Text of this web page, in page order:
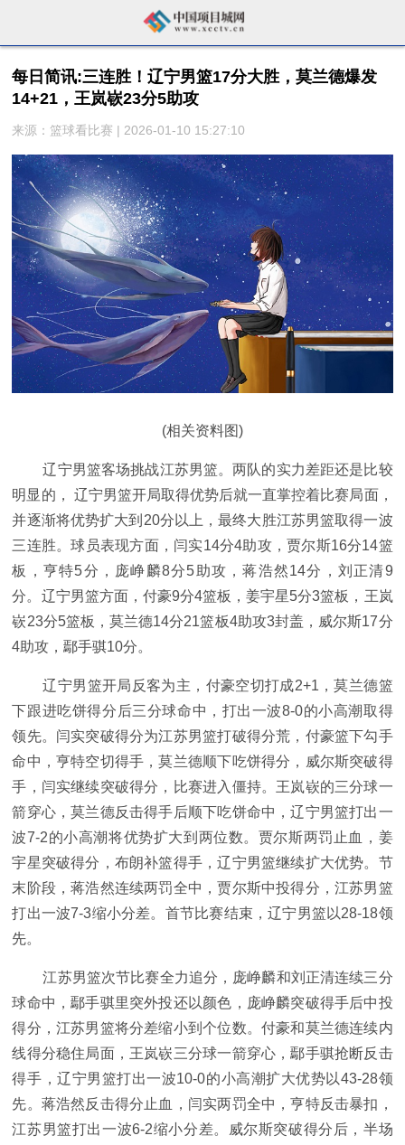
每日简讯:三连胜！辽宁男篮17分大胜，莫兰德爆发
14+21，王岚嵚23分5助攻
来源：篮球看比赛 | 2026-01-10 15:27:10
(相关资料图)
辽宁男篮客场挑战江苏男篮。两队的实力差距还是比较
明显的， 辽宁男篮开局取得优势后就一直掌控着比赛局面，
并逐渐将优势扩大到20分以上，最终大胜江苏男篮取得一波
三连胜。球员表现方面，闫实14分4助攻，贾尔斯16分14篮
板，亨特5分，庞峥麟8分5助攻，蒋浩然14分，刘正清9
分。辽宁男篮方面，付豪9分4篮板，姜宇星5分3篮板，王岚
嵚23分5篮板，莫兰德14分21篮板4助攻3封盖，威尔斯17分
4助攻，鄢手骐10分。
辽宁男篮开局反客为主，付豪空切打成2+1，莫兰德篮
下跟进吃饼得分后三分球命中，打出一波8-0的小高潮取得
领先。闫实突破得分为江苏男篮打破得分荒，付豪篮下勾手
命中，亨特空切得手，莫兰德顺下吃饼得分，威尔斯突破得
手，闫实继续突破得分，比赛进入僵持。王岚嵚的三分球一
箭穿心，莫兰德反击得手后顺下吃饼命中，辽宁男篮打出一
波7-2的小高潮将优势扩大到两位数。贾尔斯两罚止血，姜
宇星突破得分，布朗补篮得手，辽宁男篮继续扩大优势。节
末阶段，蒋浩然连续两罚全中，贾尔斯中投得分，江苏男篮
打出一波7-3缩小分差。首节比赛结束，辽宁男篮以28-18领
先。
江苏男篮次节比赛全力追分，庞峥麟和刘正清连续三分
球命中，鄢手骐里突外投还以颜色，庞峥麟突破得手后中投
得分，江苏男篮将分差缩小到个位数。付豪和莫兰德连续内
线得分稳住局面，王岚嵚三分球一箭穿心，鄢手骐抢断反击
得手，辽宁男篮打出一波10-0的小高潮扩大优势以43-28领
先。蒋浩然反击得分止血，闫实两罚全中，亨特反击暴扣，
江苏男篮打出一波6-2缩小分差。威尔斯突破得分后，半场